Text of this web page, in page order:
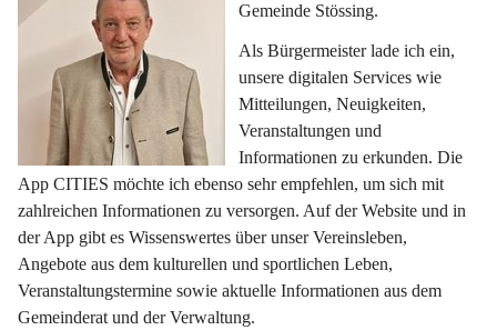
Gemeinde Stössing.
Als Bürgermeister lade ich ein,
unsere digitalen Services wie
Mitteilungen, Neuigkeiten,
Veranstaltungen und
Informationen zu erkunden. Die
App CITIES möchte ich ebenso sehr empfehlen, um sich mit
zahlreichen Informationen zu versorgen. Auf der Website und in
der App gibt es Wissenswertes über unser Vereinsleben,
Angebote aus dem kulturellen und sportlichen Leben,
Veranstaltungstermine sowie aktuelle Informationen aus dem
Gemeinderat und der Verwaltung.